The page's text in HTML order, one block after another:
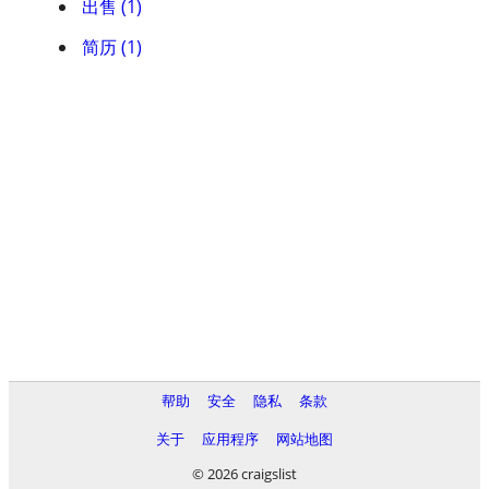
出售 (1)
简历 (1)
帮助 安全 隐私
条款
关于
应用程序
网站地图
© 2026 craigslist